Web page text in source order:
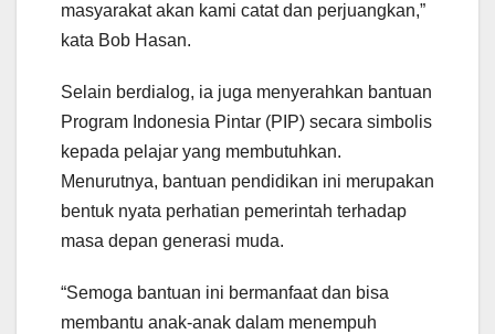
masyarakat akan kami catat dan perjuangkan,”
kata Bob Hasan.
Selain berdialog, ia juga menyerahkan bantuan
Program Indonesia Pintar (PIP) secara simbolis
kepada pelajar yang membutuhkan.
Menurutnya, bantuan pendidikan ini merupakan
bentuk nyata perhatian pemerintah terhadap
masa depan generasi muda.
“Semoga bantuan ini bermanfaat dan bisa
membantu anak-anak dalam menempuh